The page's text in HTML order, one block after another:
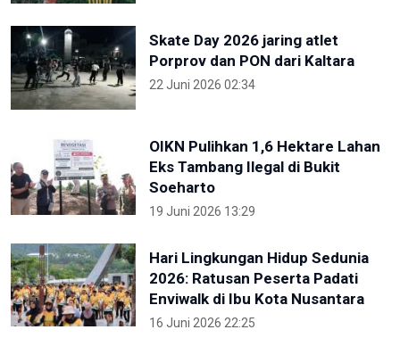
Skate Day 2026 jaring atlet
Porprov dan PON dari Kaltara
22 Juni 2026 02:34
OIKN Pulihkan 1,6 Hektare Lahan
Eks Tambang Ilegal di Bukit
Soeharto
19 Juni 2026 13:29
Hari Lingkungan Hidup Sedunia
2026: Ratusan Peserta Padati
Enviwalk di Ibu Kota Nusantara
16 Juni 2026 22:25